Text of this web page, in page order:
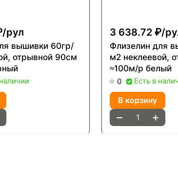
рул
вышивки 60гр/
отрывной 90см
3 638.72 ₽/
Флизелин для
м2 неклеевой,
≈100м/р белый
0 Есть в
В корзину